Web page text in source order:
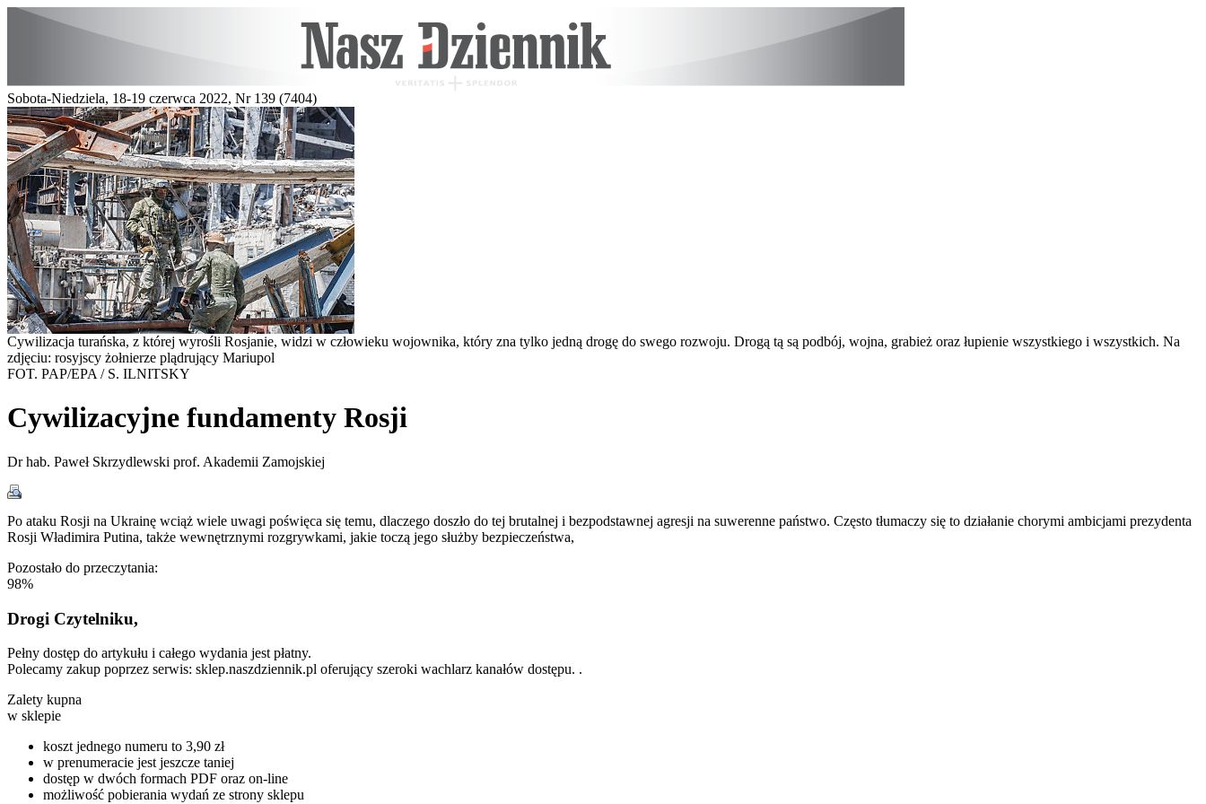
Sobota-Niedziela, 18-19 czerwca 2022, Nr 139 (7404)
Cywilizacja turańska, z której wyrośli Rosjanie, widzi w człowieku wojownika, który zna tylko jedną drogę do swego rozwoju. Drogą tą są podbój, wojna, grabież oraz łupienie wszystkiego i wszystkich. Na
zdjęciu: rosyjscy żołnierze plądrujący Mariupol
FOT. PAP/EPA / S. ILNITSKY
Cywilizacyjne fundamenty Rosji
Dr hab. Paweł Skrzydlewski prof. Akademii Zamojskiej
Po ataku Rosji na Ukrainę wciąż wiele uwagi poświęca się temu, dlaczego doszło do tej brutalnej i bezpodstawnej agresji na suwerenne państwo. Często tłumaczy się to działanie chorymi ambicjami prezydenta
Rosji Władimira Putina, także wewnętrznymi rozgrywkami, jakie toczą jego służby bezpieczeństwa,
Pozostało do przeczytania:
98%
Drogi Czytelniku,
Pełny dostęp do artykułu i całego wydania jest płatny.
Polecamy zakup poprzez serwis: sklep.naszdziennik.pl oferujący szeroki wachlarz kanałów dostępu. .
Zalety kupna
w sklepie
koszt jednego numeru to 3,90 zł
w prenumeracie jest jeszcze taniej
dostęp w dwóch formach PDF oraz on-line
możliwość pobierania wydań ze strony sklepu